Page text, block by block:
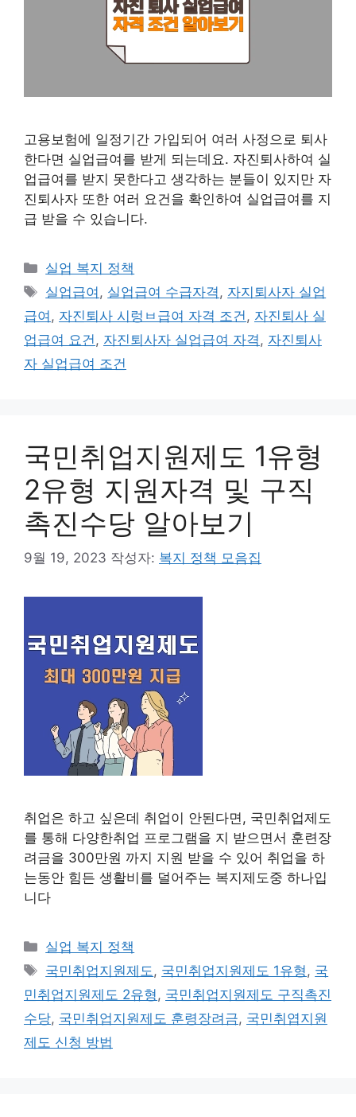
고용보험에 일정기간 가입되어 여러 사정으로 퇴사
한다면 실업급여를 받게 되는데요. 자진퇴사하여 실
업급여를 받지 못한다고 생각하는 분들이 있지만 자
진퇴사자 또한 여러 요건을 확인하여 실업급여를 지
급 받을 수 있습니다.
카
테
리
실업 복지 정책
태
그
실업급여 , 실업급여 수급자격 , 자지퇴사자 실업
급여 , 자진퇴사 시렁ㅂ급여 자격 조건 , 자진퇴사 실
업급여 요건 , 자진퇴사자 실업급여 자격 , 자진퇴사
자 실업급여 조건
국민취업지원제도 1유형
2유형 지원자격 및 구직
촉진수당 알아보기
9월 19, 2023 작성자: 복지 정책 모음집
취업은 하고 싶은데 취업이 안된다면, 국민취업제도
를 통해 다양한취업 프로그램을 지 받으면서 훈련장
려금을 300만원 까지 지원 받을 수 있어 취업을 하
는동안 힘든 생활비를 덜어주는 복지제도중 하나입
니다
카
테
리
실업 복지 정책
태
그
국민취업지원제도, 국민취업지원제도 1유형, 국
민취업지원제도 2유형, 국민취업지원제도 구직촉진
수당, 국민취업지원제도 훈령장려금, 국민취엽지원
제도 신청 방법